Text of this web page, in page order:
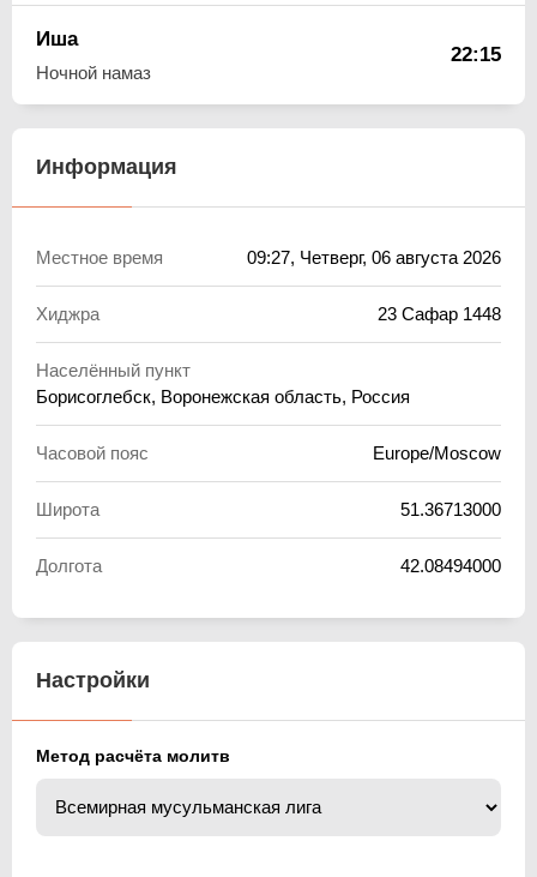
Иша
Ночной намаз
22:15
Информация
Местное время 09:27, Четверг, 06 августа 2026
Хиджра 23 Сафар 1448
Населённый пункт
Борисоглебск, Воронежская область, Россия
Часовой пояс Europe/Moscow
Широта 51.36713000
Долгота 42.08494000
Настройки
Метод расчёта молитв